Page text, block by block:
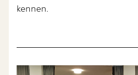
kennen.